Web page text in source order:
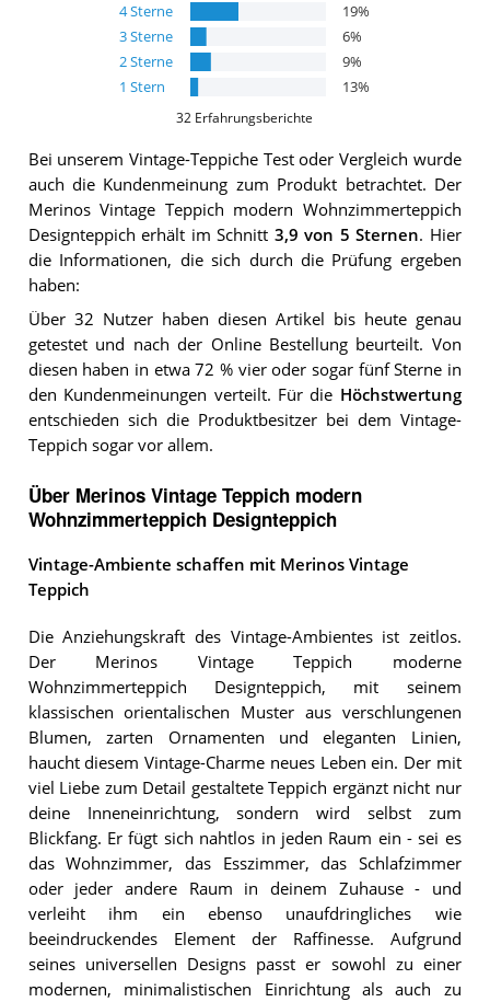
4Sterne 19%
3Sterne 6%
2Sterne 9%
1 Stern 13%
32 Erfahrungsberichte
Bei unseremVintage-Teppiche Test oder Vergleich wurde
auch die Kundenmeinung zum Produkt betrachtet. Der
Merinos Vintage Teppich modern Wohnzimmerteppich
Designteppich erhält im Schnitt 3,9 von 5 Sternen. Hier
die Informationen, die sich durch die Prüfung ergeben
haben:
Über 32 Nutzer haben diesen Artikel bis heute genau
getestet und nach der Online Bestellung beurteilt. Von
diesen haben in etwa 72 % vier oder sogar fünf Sterne in
den Kundenmeinungen verteilt. Für die Höchstwertung
entschieden sich die Produktbesitzer bei dem Vintage-
Teppich sogar vor allem.
Über Merinos Vintage Teppich modern
Wohnzimmerteppich Designteppich
Vintage-Ambiente schaffen mit Merinos Vintage
Teppich
Die Anziehungskraft des Vintage-Ambientes ist zeitlos.
Der Merinos Vintage Teppich moderne
Wohnzimmerteppich Designteppich, mit seinem
klassischen orientalischen Muster aus verschlungenen
Blumen, zarten Ornamenten und eleganten Linien,
haucht diesem Vintage-Charme neues Leben ein. Der mit
viel Liebe zum Detail gestaltete Teppich ergänzt nicht nur
deine Inneneinrichtung, sondern wird selbst zum
Blickfang. Er fügt sich nahtlos in jeden Raum ein - sei es
das Wohnzimmer, das Esszimmer, das Schlafzimmer
oder jeder andere Raum in deinem Zuhause - und
verleiht ihm ein ebenso unaufdringliches wie
beeindruckendes Element der Raffinesse. Aufgrund
seines universellen Designs passt er sowohl zu einer
modernen, minimalistischen Einrichtung als auch zu